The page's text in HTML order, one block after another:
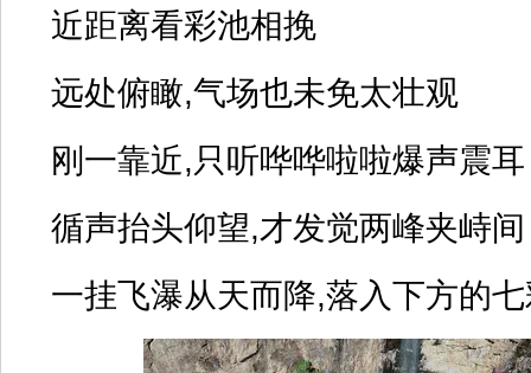
近距离看彩池相挽
远处俯瞰,气场也未免太壮观
刚一靠近,只听哗哗啦啦爆声震耳
循声抬头仰望,才发觉两峰夹峙间
一挂飞瀑从天而降,落入下方的